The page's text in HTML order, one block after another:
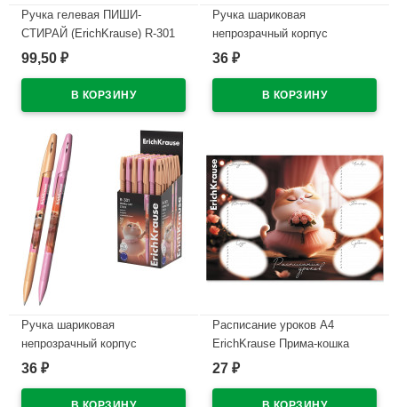
Ручка гелевая ПИШИ-
СТИРАЙ (ErichKrause) R-301
Магия Френч (Magic Frenchie)
99,50 ₽
Ручка шариковая
непрозрачный корпус
(ErichKrause) Техно Дино
арт.65178 (Ст.50)
36 ₽
Ручка шариковая
непрозрачный корпус
(ErichKrause) Прима-кошка
арт.65352 (Ст.50)
36 ₽
Расписание уроков А4
ErichKrause Прима-кошка
арт.65307
27 ₽